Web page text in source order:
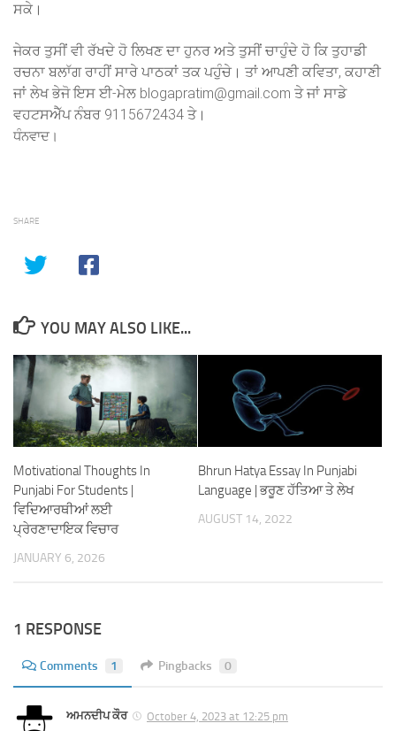
ਸਕੇ।
ਜੇਕਰ ਤੁਸੀਂ ਵੀ ਰੱਖਦੇ ਹੋ ਲਿਖਣ ਦਾ ਹੁਨਰ ਅਤੇ ਤੁਸੀਂ ਚਾਹੁੰਦੇ ਹੋ ਕਿ ਤੁਹਾਡੀ
ਰਚਨਾ ਬਲਾੱਗ ਰਾਹੀਂ ਸਾਰੇ ਪਾਠਕਾਂ ਤਕ ਪਹੁੰਚੇ। ਤਾਂ ਆਪਣੀ ਕਵਿਤਾ, ਕਹਾਣੀ
ਜਾਂ ਲੇਖ ਭੇਜੋ ਇਸ ਈ-ਮੇਲ blogapratim@gmail.com ਤੇ ਜਾਂ ਸਾਡੇ
ਵਹਟਸਐੱਪ ਨੰਬਰ 9115672434 ਤੇ।
ਧੰਨਵਾਦ।
SHARE
YOU MAY ALSO LIKE...
Motivational Thoughts In
Punjabi For Students |
ਵਿਦਿਆਰਥੀਆਂ ਲਈ
ਪ੍ਰੇਰਣਾਦਾਇਕ ਵਿਚਾਰ
JANUARY 6, 2026
Bhrun Hatya Essay In Punjabi
Language | ਭਰੂਣ ਹੱਤਿਆ ਤੇ ਲੇਖ
AUGUST 14, 2022
1 RESPONSE
Comments 1 Pingbacks 0
ਅਮਨਦੀਪ ਕੌਰ
October 4, 2023 at 12:25 pm